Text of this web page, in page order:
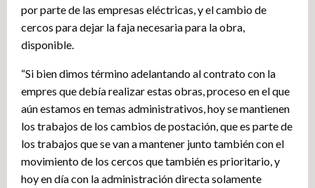
por parte de las empresas eléctricas, y el cambio de
cercos para dejar la faja necesaria para la obra,
disponible.
“Si bien dimos término adelantando al contrato con la
empres que debía realizar estas obras, proceso en el que
aún estamos en temas administrativos, hoy se mantienen
los trabajos de los cambios de postación, que es parte de
los trabajos que se van a mantener junto también con el
movimiento de los cercos que también es prioritario, y
hoy en día con la administración directa solamente